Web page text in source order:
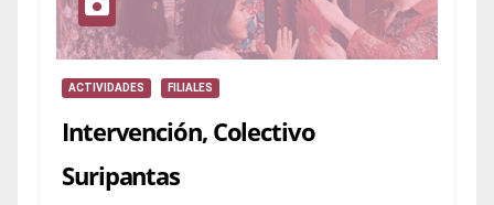
ACTIVIDADES FILIALES
Intervención, Colectivo
Suripantas